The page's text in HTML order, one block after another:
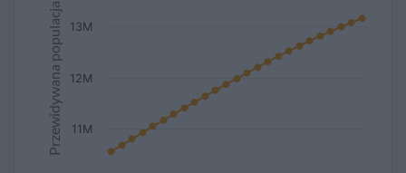
Przewidywana populacja 11M
12M
13M